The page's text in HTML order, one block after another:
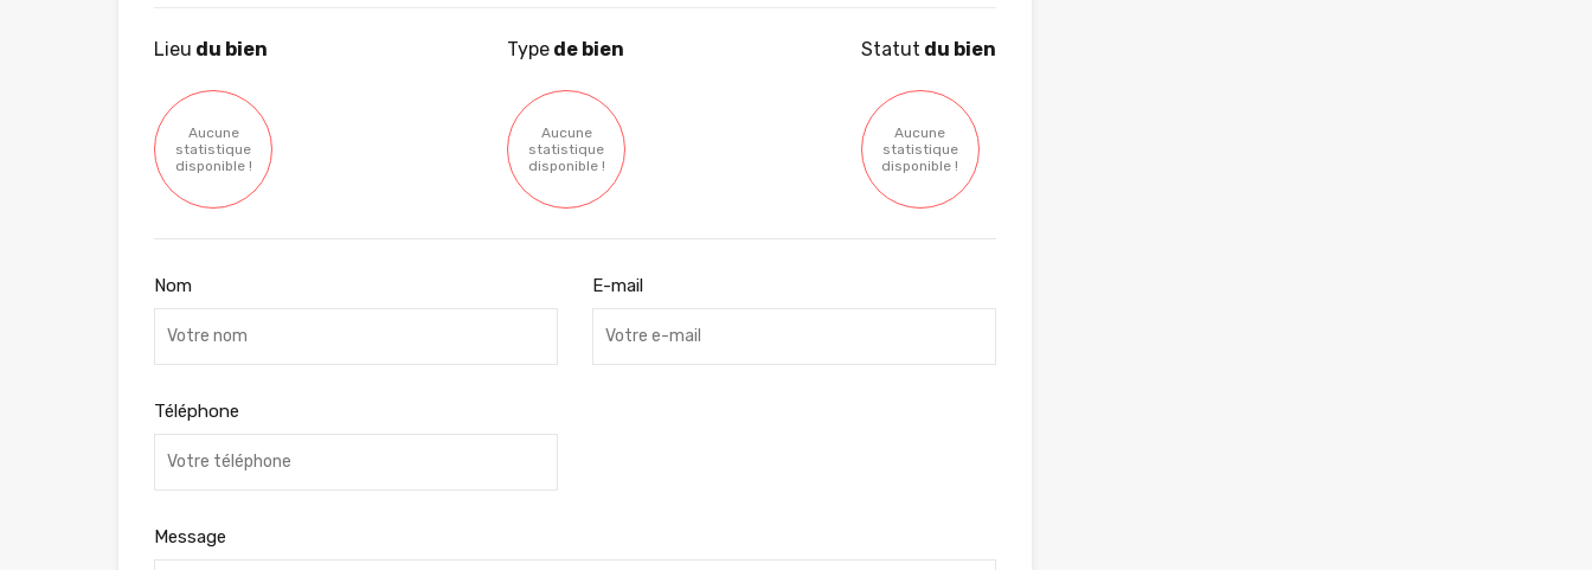
Lieu du bien
Aucune
statistique
disponible !
Type de bien
Aucune
statistique
disponible !
Statut du bien
Aucune
statistique
disponible !
Nom E-mail
Téléphone
Message